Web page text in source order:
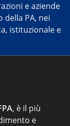
e aziende
PA, nei
istituzionale e
, è il più
e